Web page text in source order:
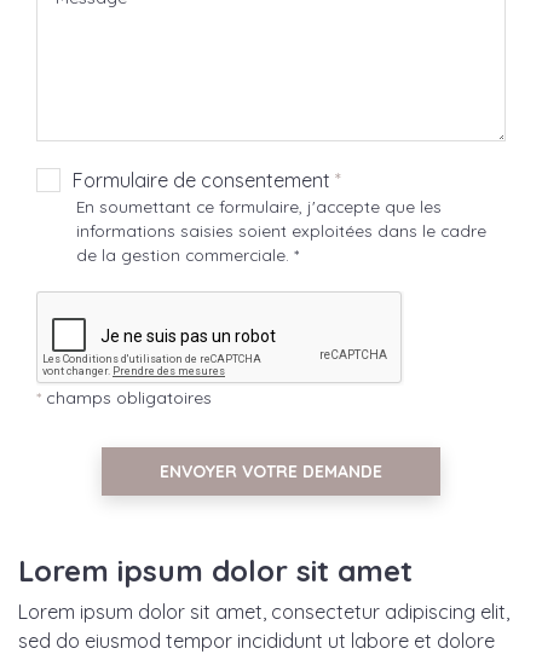
Formulaire de consentement *
En soumettant ce formulaire, j'accepte que les
informations saisies soient exploitées dans le cadre
de la gestion commerciale. *
* champs obligatoires
ENVOYER VOTRE DEMANDE
Lorem ipsum dolor sit amet
Lorem ipsum dolor sit amet, consectetur adipiscing elit,
sed do eiusmod tempor incididunt ut labore et dolore